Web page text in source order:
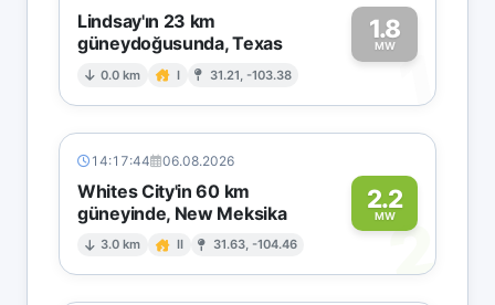
Lindsay'ın 23 km
güneydoğusunda, Texas
0.0 km I 31.21, -103.38
1.8
MW1
14:17:44 06.08.2026
Whites City'in 60 km
güneyinde, New Meksika
3.0 km II 31.63, -104.46
2.2
MW2